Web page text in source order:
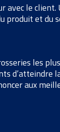
avec le client.
produit et du
les
d’atteindre
aux